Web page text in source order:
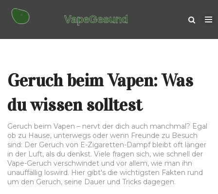
Geruch beim Vapen: Was
du wissen solltest
Geruch beim Vapen – nervt der dich auch manchmal? Egal
ob zu Hause, unterwegs oder wenn Freunde zu Besuch
sind: Der Geruch von E-Zigaretten-Dampf bleibt oft länger
in der Luft, als du denkst. Viele fragen sich, wie schnell der
Vape-Geruch verschwindet und vor allem, wie man ihn
unauffällig loswird. Hier gibt's die wichtigsten Fakten rund
um den Geruch, seine Dauer und Tricks dagegen.